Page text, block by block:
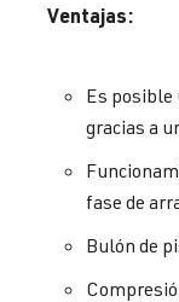
Ventajas:
Es posible
gracias a
fase de
Bulón de